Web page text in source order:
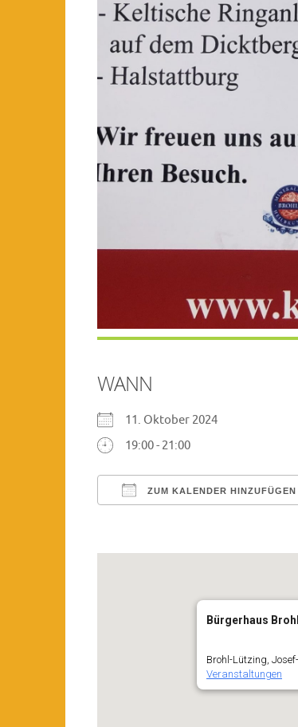
WANN
11. Oktober 2024
19:00 - 21:00
ZUM KALENDER HINZUFÜGEN
Bürgerhaus Brohl
Brohl-Lützing,
Veranstaltungen